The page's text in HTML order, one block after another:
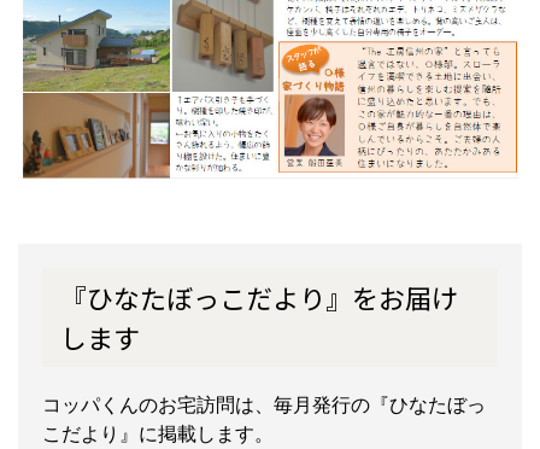
『ひなたぼっこだより』をお届け
します
コッパくんのお宅訪問は、毎月発行の『ひなたぼっ
こだより』に掲載します。